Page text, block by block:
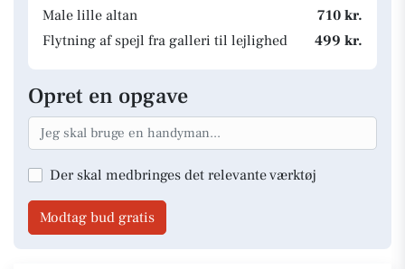
Male lille altan
710 kr.
Flytning af spejl fra galleri til lejlighed
499 kr.
Opret en opgave
Der skal medbringes det relevante værktøj
Modtag bud gratis